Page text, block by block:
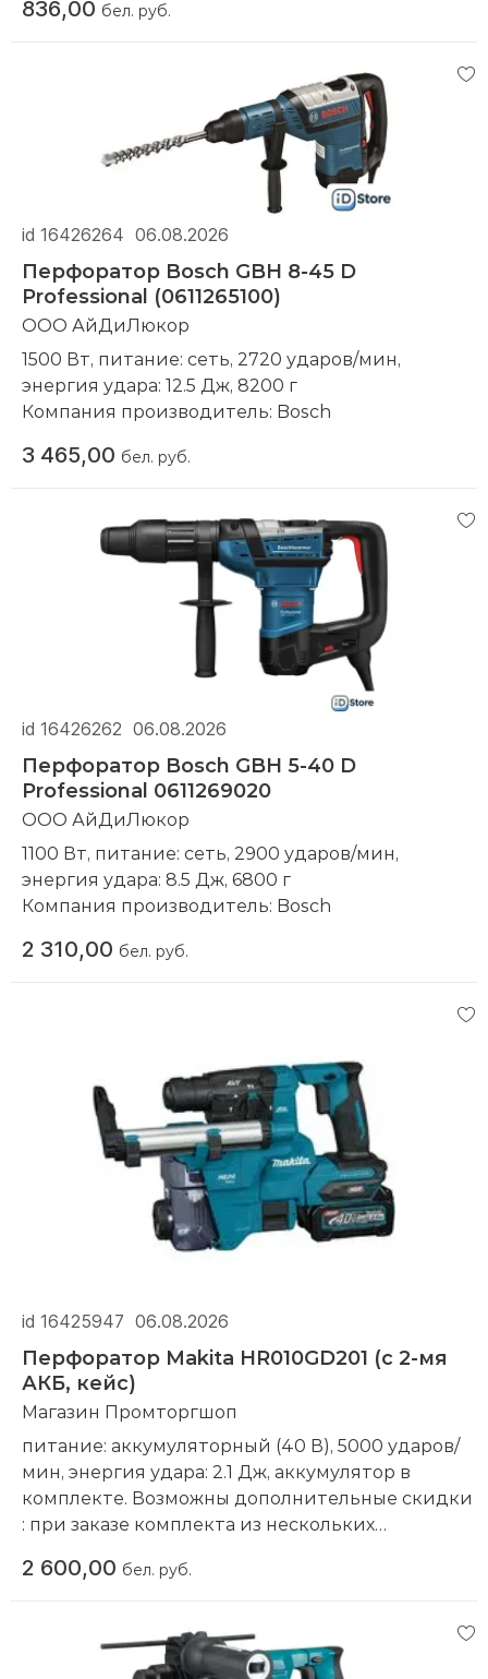
Компания производитель:
836,00 бел. руб.
id 16426264 06.08.2026
Перфоратор Bosch GBH 8-45 D
Professional (0611265100)
ООО АйДиЛюкор
1500 Вт, питание: сеть, 2720 ударов/мин,
энергия удара: 12.5 Дж, 8200 г
Компания производитель: Bosch
3 465,00 бел. руб.
id 16426262 06.08.2026
Перфоратор Bosch GBH 5-40 D
Professional 0611269020
ООО АйДиЛюкор
1100 Вт, питание: сеть, 2900 ударов/мин,
энергия удара: 8.5 Дж, 6800 г
Компания производитель: Bosch
2 310,00 бел. руб.
id 16425947 06.08.2026
Перфоратор Makita HR010GD201 (с 2-мя
АКБ, кейс)
Магазин Промторгшоп
питание: аккумуляторный (40 В), 5000 ударов/
мин, энергия удара: 2.1 Дж, аккумулятор в
комплекте. Возможны дополнительные скидки
: при заказе комплекта из нескольких
нашем магазине
2 600,00 бел. руб.